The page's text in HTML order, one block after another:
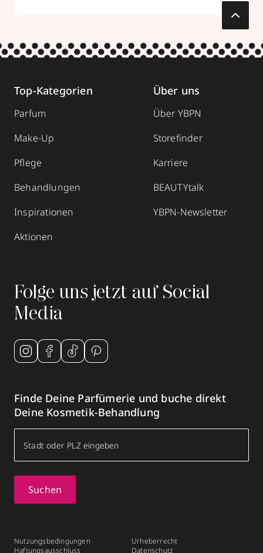
Top-Kategorien
Parfum
Make-Up
Pflege
Behandlungen
Inspirationen
Aktionen
Über uns
Über YBPN
Storefinder
Karriere
BEAUTYtalk
YBPN-Newsletter
Folge uns jetzt auf Social
Media
Finde Deine Parfümerie und buche direkt
Deine Kosmetik-Behandlung
Suchen
Nutzungsbedingungen
Haftungsausschluss
Urheberrecht
Datenschutz